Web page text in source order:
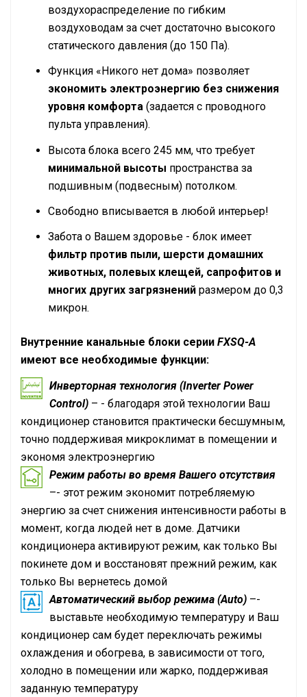
воздухораспределение по гибким
воздуховодам за счет достаточно высокого
статического давления (до 150 Па).
Функция «Никого нет дома» позволяет
экономить электроэнергию без снижения
уровня комфорта (задается с проводного
пульта управления).
Высота блока всего 245 мм, что требует
минимальной высоты пространства за
подшивным (подвесным) потолком.
Свободно вписывается в любой интерьер!
Забота о Вашем здоровье - блок имеет
фильтр против пыли, шерсти домашних
животных, полевых клещей, сапрофитов и
многих других загрязнений размером до 0,3
микрон.
Внутренние канальные блоки серии FXSQ-A
имеют все необходимые функции:
Инверторная технология (Inverter Power
Control) – - благодаря этой технологии Ваш
кондиционер становится практически бесшумным,
точно поддерживая микроклимат в помещении и
экономя электроэнергию
Режим работы во время Вашего отсутствия
–- этот режим экономит потребляемую
энергию за счет снижения интенсивности работы в
момент, когда людей нет в доме. Датчики
кондиционера активируют режим, как только Вы
покинете дом и восстановят прежний режим, как
только Вы вернетесь домой
Автоматический выбор режима (Auto) –-
выставьте необходимую температуру и Ваш
кондиционер сам будет переключать режимы
охлаждения и обогрева, в зависимости от того,
холодно в помещении или жарко, поддерживая
заданную температуру